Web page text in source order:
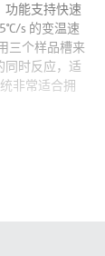
功能支持快速
s 的变温速
三个样品槽来
同时反应，适
非常适合拥